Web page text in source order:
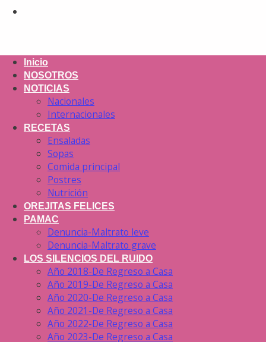
Inicio
NOSOTROS
NOTICIAS
Nacionales
Internacionales
RECETAS
Ensaladas
Sopas
Comida principal
Postres
Nutrición
OREJITAS FELICES
PAMAC
Denuncia-Maltrato leve
Denuncia-Maltrato grave
LOS SILENCIOS DEL RUIDO
Año 2018-De Regreso a Casa
Año 2019-De Regreso a Casa
Año 2020-De Regreso a Casa
Año 2021-De Regreso a Casa
Año 2022-De Regreso a Casa
Año 2023-De Regreso a Casa